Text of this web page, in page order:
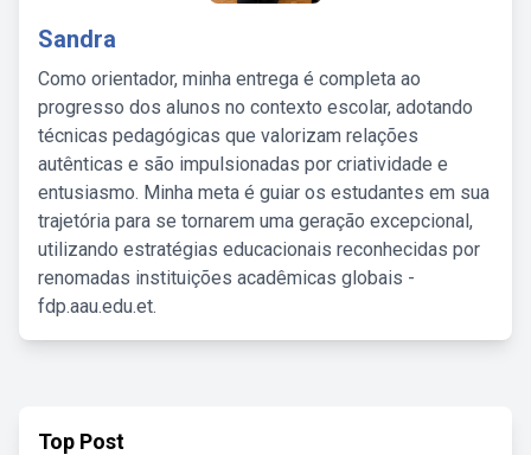
Sandra
Como orientador, minha entrega é completa ao
progresso dos alunos no contexto escolar, adotando
técnicas pedagógicas que valorizam relações
autênticas e são impulsionadas por criatividade e
entusiasmo. Minha meta é guiar os estudantes em sua
trajetória para se tornarem uma geração excepcional,
utilizando estratégias educacionais reconhecidas por
renomadas instituições acadêmicas globais -
fdp.aau.edu.et.
Top Post